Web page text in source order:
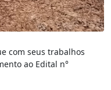
com seus trabalhos
ao Edital n°